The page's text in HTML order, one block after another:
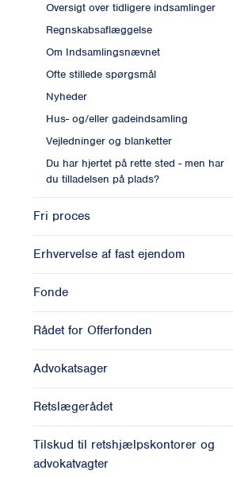
Oversigt over tidligere indsamlinger
Regnskabsaflæggelse
Om Indsamlingsnævnet
Ofte stillede spørgsmål
Nyheder
Hus- og/eller gadeindsamling
Vejledninger og blanketter
Du har hjertet på rette sted - men har
du tilladelsen på plads?
Fri proces
Erhvervelse af fast ejendom
Fonde
Rådet for Offerfonden
Advokatsager
Retslægerådet
Tilskud til retshjælpskontorer og
advokatvagter